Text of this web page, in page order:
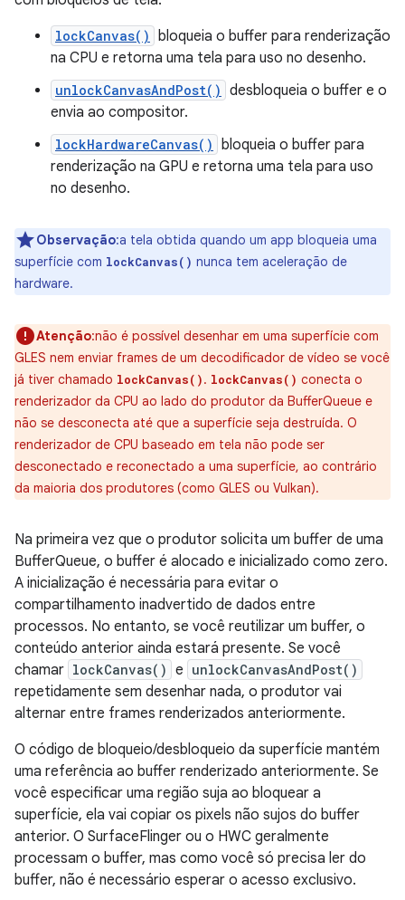
lockCanvas() bloqueia o buffer para renderização
na CPU e retorna uma tela para uso no desenho.
unlockCanvasAndPost() desbloqueia o buffer e o
envia ao compositor.
lockHardwareCanvas() bloqueia o buffer para
renderização na GPU e retorna uma tela para uso
no desenho.
Observação:a tela obtida quando um app bloqueia uma
superfície com lockCanvas() nunca tem aceleração de
hardware.
Atenção:não é possível desenhar em uma superfície com
GLES nem enviar frames de um decodificador de vídeo se você
já tiver chamado lockCanvas(). lockCanvas() conecta o
renderizador da CPU ao lado do produtor da BufferQueue e
não se desconecta até que a superfície seja destruída. O
renderizador de CPU baseado em tela não pode ser
desconectado e reconectado a uma superfície, ao contrário
da maioria dos produtores (como GLES ou Vulkan).
Na primeira vez que o produtor solicita um buffer de uma
BufferQueue, o buffer é alocado e inicializado como zero.
A inicialização é necessária para evitar o
compartilhamento inadvertido de dados entre
processos. No entanto, se você reutilizar um buffer, o
conteúdo anterior ainda estará presente. Se você
chamar lockCanvas() e unlockCanvasAndPost()
repetidamente sem desenhar nada, o produtor vai
alternar entre frames renderizados anteriormente.
O código de bloqueio/desbloqueio da superfície mantém
uma referência ao buffer renderizado anteriormente. Se
você especificar uma região suja ao bloquear a
superfície, ela vai copiar os pixels não sujos do buffer
anterior. O SurfaceFlinger ou o HWC geralmente
processam o buffer, mas como você só precisa ler do
buffer, não é necessário esperar o acesso exclusivo.